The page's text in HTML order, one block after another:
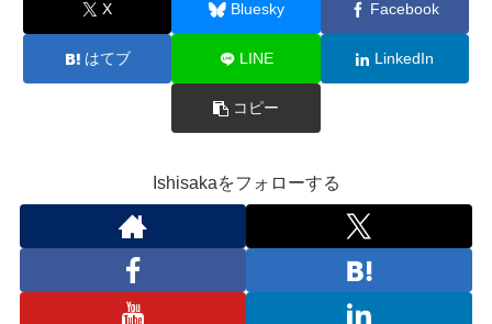
X Bluesky Facebook
はてブ LINE LinkedIn
コピー
Ishisakaをフォローする